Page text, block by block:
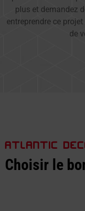
plus et demandez
entreprendre ce
de
ATLANTIC
Choisir le